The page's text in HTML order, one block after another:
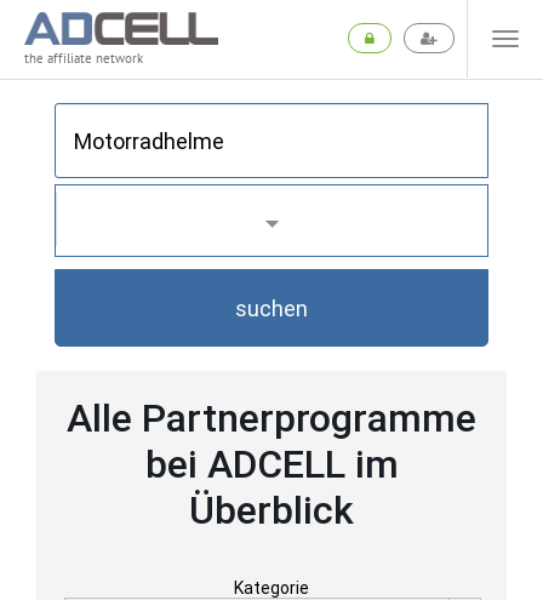
the affiliate network
suchen
Alle Partnerprogramme
bei ADCELL im
Überblick
Kategorie